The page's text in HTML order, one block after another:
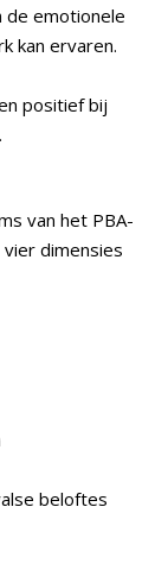
de emotionele
kan ervaren.
positief bij
van het PBA-
dimensies
beloftes